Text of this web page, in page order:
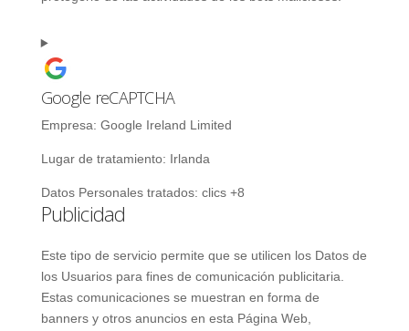
Google reCAPTCHA
Empresa: Google Ireland Limited
Lugar de tratamiento: Irlanda
Datos Personales tratados: clics +8
Publicidad
Este tipo de servicio permite que se utilicen los Datos de
los Usuarios para fines de comunicación publicitaria.
Estas comunicaciones se muestran en forma de
banners y otros anuncios en esta Página Web,